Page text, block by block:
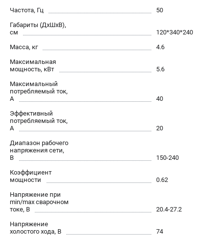
Частота, Гц
50
Габариты (ДхШхВ),
см
120*340*240
Масса, кг
4.6
Максимальная
мощность, кВт
5.6
Максимальный
потребляемый ток,
А
40
Эффективный
потребляемый ток,
А
20
Диапазон рабочего
напряжения сети,
В
150-240
Коэффициент
мощности
0.62
Напряжение при
min/max сварочном
токе, В
20.4-27.2
Напряжение
холостого хода, В
74